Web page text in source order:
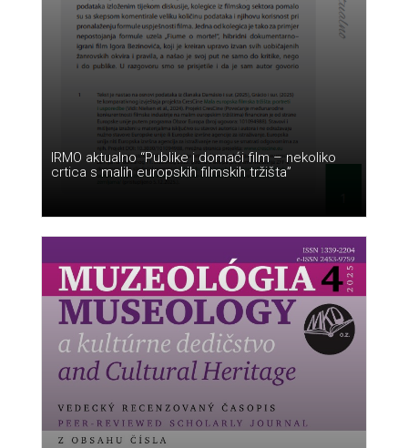
IRMO aktualno “Publike i domaći film – nekoliko
crtica s malih europskih filmskih tržišta”